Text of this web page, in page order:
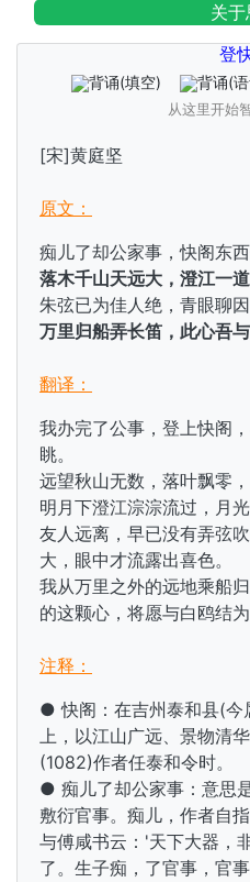
关
登
背诵(填空) 背诵(
从这里开始
[宋]黄庭坚
原文：
痴儿了却公家事，快阁东西
落木千山天远大，澄江一道
朱弦已为佳人绝，青眼聊因
万里归船弄长笛，此心吾与
翻译：
我办完了公事，登上快阁
眺。
远望秋山无数，落叶飘零
明月下澄江淙淙流过，月
友人远离，早已没有弄弦
大，眼中才流露出喜色。
我从万里之外的远地乘船
的这颗心，将愿与白鸥结为
注释：
● 快阁：在吉州泰和县(今
上，以江山广远、景物清
(1082)作者任泰和令时。
● 痴儿了却公家事：意思
敷衍官事。痴儿，作者自
与傅咸书云：'天下大器，
了。生子痴，了官事，官